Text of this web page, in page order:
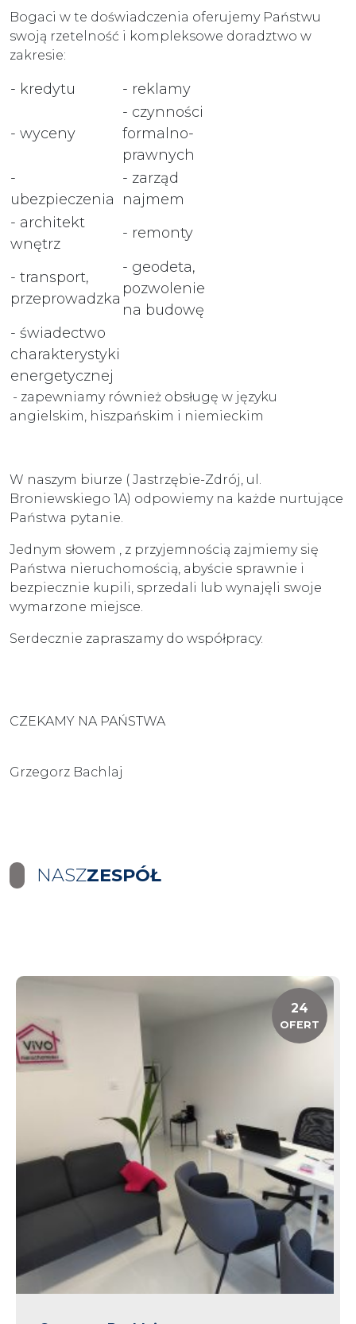
Bogaci w te doświadczenia oferujemy Państwu
swoją rzetelność i kompleksowe doradztwo w
zakresie:
- kredytu - reklamy
- wyceny
- czynności
formalno-
prawnych
-
ubezpieczenia
- zarząd
najmem
- architekt
wnętrz
- remonty
- transport,
przeprowadzka
- geodeta,
pozwolenie
na budowę
- świadectwo
charakterystyki
energetycznej
- zapewniamy również obsługę w języku
angielskim, hiszpańskim i niemieckim
W naszym biurze ( Jastrzębie-Zdrój, ul.
Broniewskiego 1A) odpowiemy na każde nurtujące
Państwa pytanie.
Jednym słowem , z przyjemnością zajmiemy się
Państwa nieruchomością, abyście sprawnie i
bezpiecznie kupili, sprzedali lub wynajęli swoje
wymarzone miejsce.
Serdecznie zapraszamy do współpracy.
CZEKAMY NA PAŃSTWA
Grzegorz Bachlaj
NASZZESPÓŁ
24
OFERT